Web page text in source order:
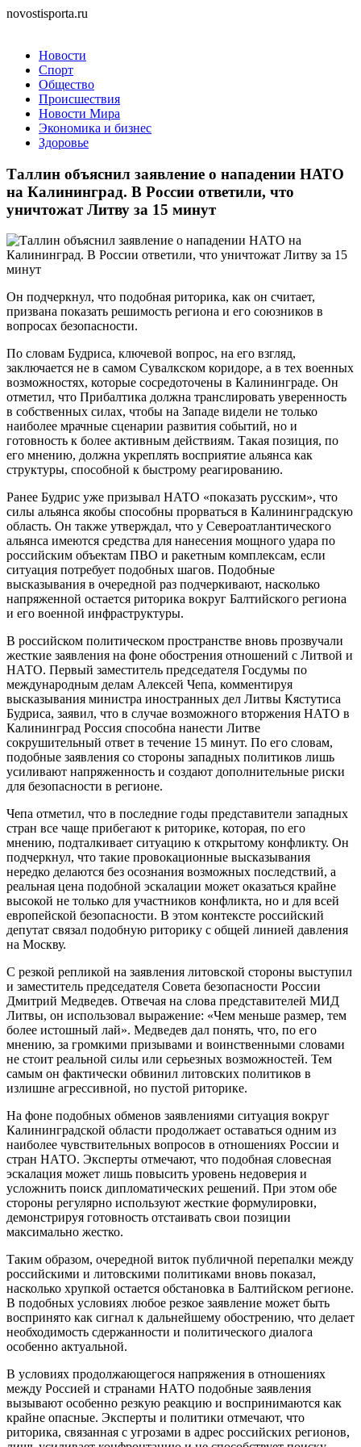
novostisporta.ru
Новости
Спорт
Общество
Происшествия
Новости Мира
Экономика и бизнес
Здоровье
Таллин объяснил заявление о нападении НАТО
на Калининград. В России ответили, что
уничтожат Литву за 15 минут
Он подчеркнул, что подобная риторика, как он считает,
призвана показать решимость региона и его союзников в
вопросах безопасности.
По словам Будриса, ключевой вопрос, на его взгляд,
заключается не в самом Сувалкском коридоре, а в тех военных
возможностях, которые сосредоточены в Калининграде. Он
отметил, что Прибалтика должна транслировать уверенность
в собственных силах, чтобы на Западе видели не только
наиболее мрачные сценарии развития событий, но и
готовность к более активным действиям. Такая позиция, по
его мнению, должна укреплять восприятие альянса как
структуры, способной к быстрому реагированию.
Ранее Будрис уже призывал НАТО «показать русским», что
силы альянса якобы способны прорваться в Калининградскую
область. Он также утверждал, что у Североатлантического
альянса имеются средства для нанесения мощного удара по
российским объектам ПВО и ракетным комплексам, если
ситуация потребует подобных шагов. Подобные
высказывания в очередной раз подчеркивают, насколько
напряженной остается риторика вокруг Балтийского региона
и его военной инфраструктуры.
В российском политическом пространстве вновь прозвучали
жесткие заявления на фоне обострения отношений с Литвой и
НАТО. Первый заместитель председателя Госдумы по
международным делам Алексей Чепа, комментируя
высказывания министра иностранных дел Литвы Кястутиса
Будриса, заявил, что в случае возможного вторжения НАТО в
Калининград Россия способна нанести Литве
сокрушительный ответ в течение 15 минут. По его словам,
подобные заявления со стороны западных политиков лишь
усиливают напряженность и создают дополнительные риски
для безопасности в регионе.
Чепа отметил, что в последние годы представители западных
стран все чаще прибегают к риторике, которая, по его
мнению, подталкивает ситуацию к открытому конфликту. Он
подчеркнул, что такие провокационные высказывания
нередко делаются без осознания возможных последствий, а
реальная цена подобной эскалации может оказаться крайне
высокой не только для участников конфликта, но и для всей
европейской безопасности. В этом контексте российский
депутат связал подобную риторику с общей линией давления
на Москву.
С резкой репликой на заявления литовской стороны выступил
и заместитель председателя Совета безопасности России
Дмитрий Медведев. Отвечая на слова представителей МИД
Литвы, он использовал выражение: «Чем меньше размер, тем
более истошный лай». Медведев дал понять, что, по его
мнению, за громкими призывами и воинственными словами
не стоит реальной силы или серьезных возможностей. Тем
самым он фактически обвинил литовских политиков в
излишне агрессивной, но пустой риторике.
На фоне подобных обменов заявлениями ситуация вокруг
Калининградской области продолжает оставаться одним из
наиболее чувствительных вопросов в отношениях России и
стран НАТО. Эксперты отмечают, что подобная словесная
эскалация может лишь повысить уровень недоверия и
усложнить поиск дипломатических решений. При этом обе
стороны регулярно используют жесткие формулировки,
демонстрируя готовность отстаивать свои позиции
максимально жестко.
Таким образом, очередной виток публичной перепалки между
российскими и литовскими политиками вновь показал,
насколько хрупкой остается обстановка в Балтийском регионе.
В подобных условиях любое резкое заявление может быть
воспринято как сигнал к дальнейшему обострению, что делает
необходимость сдержанности и политического диалога
особенно актуальной.
В условиях продолжающегося напряжения в отношениях
между Россией и странами НАТО подобные заявления
вызывают особенно резкую реакцию и воспринимаются как
крайне опасные. Эксперты и политики отмечают, что
риторика, связанная с угрозами в адрес российских регионов,